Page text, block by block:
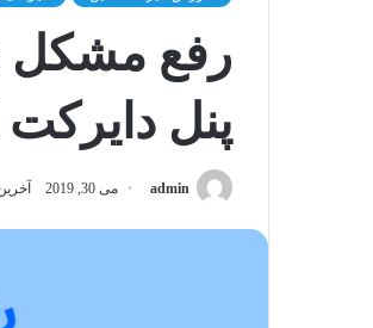
رفع مشکل
پنل دایرکت
admin می 30, 2019